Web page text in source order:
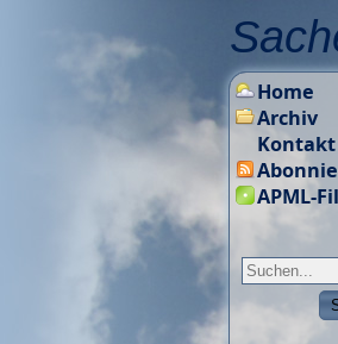
Home
Archiv
Kontakt
APML-